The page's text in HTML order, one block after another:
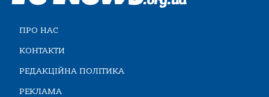
ПРО НАС
КОНТАКТИ
РЕДАКЦІЙНА ПОЛІТИКА
РЕКЛАМА